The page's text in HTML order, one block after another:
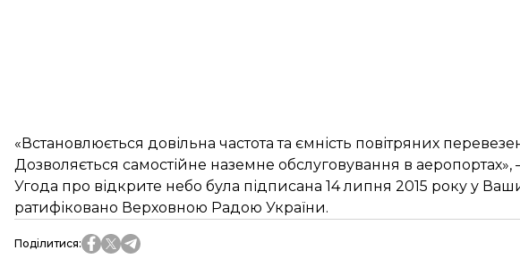
«Встановлюється довільна частота та ємність повітряних
Дозволяється самостійне наземне обслуговування в
Угода про відкрите небо була підписана 14 липня 2015 року у
ратифіковано Верховною Радою України.
Поділитися: